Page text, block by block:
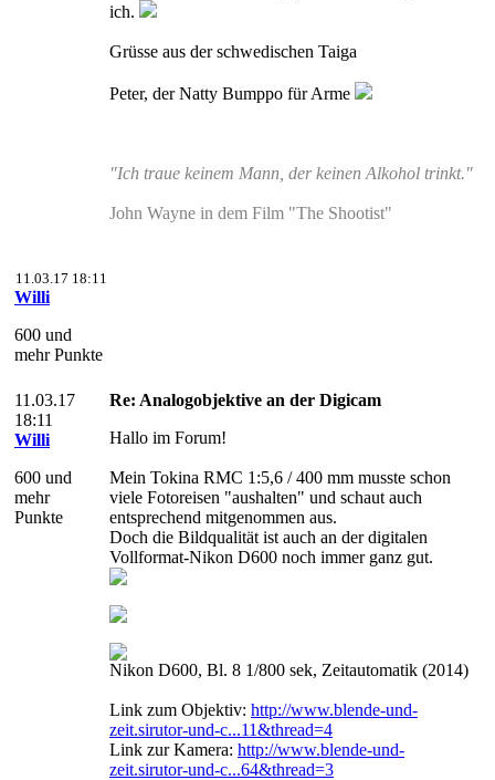
ich.
Grüsse aus der schwedischen Taiga
Peter, der Natty Bumppo für Arme
"Ich traue keinem Mann, der keinen Alkohol trinkt."
John Wayne in dem Film "The Shootist"
11.03.17 18:11
Willi
600 und
mehr Punkte
11.03.17
18:11
Willi
600 und
mehr
Punkte
Re: Analogobjektive an der Digicam
Hallo im Forum!
Mein Tokina RMC 1:5,6 / 400 mm musste schon
viele Fotoreisen "aushalten" und schaut auch
entsprechend mitgenommen aus.
Doch die Bildqualität ist auch an der digitalen
Vollformat-Nikon D600 noch immer ganz gut.
Nikon D600, Bl. 8 1/800 sek, Zeitautomatik (2014)
Link zum Objektiv: http://www.blende-und-
zeit.sirutor-und-c...11&thread=4
Link zur Kamera: http://www.blende-und-
zeit.sirutor-und-c...64&thread=3